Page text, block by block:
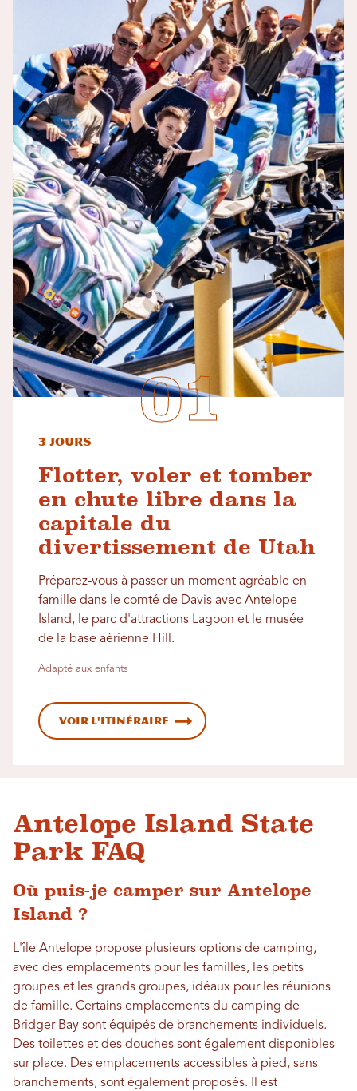
3 jours
Flotter, voler et tomber
en chute libre dans la
capitale du
divertissement de Utah
Préparez-vous à passer un moment agréable en
famille dans le comté de Davis avec Antelope
Island, le parc d'attractions Lagoon et le musée
de la base aérienne Hill.
Adapté aux enfants
Voir l'itinéraire
Antelope Island State
Park FAQ
Où puis-je camper sur Antelope
Island ?
L'île Antelope propose plusieurs options de camping,
avec des emplacements pour les familles, les petits
groupes et les grands groupes, idéaux pour les réunions
de famille. Certains emplacements du camping de
Bridger Bay sont équipés de branchements individuels.
Des toilettes et des douches sont également disponibles
sur place. Des emplacements accessibles à pied, sans
branchements, sont également proposés. Il est